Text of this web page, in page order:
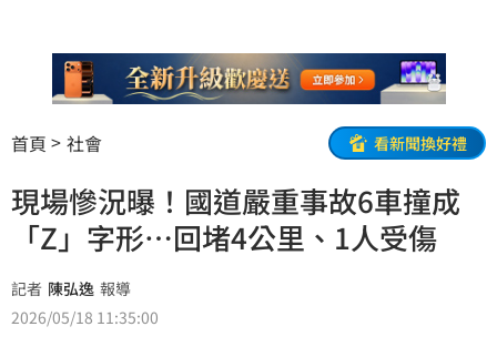
首頁 社會 看新聞換好禮
現場慘況曝！國道嚴重事故6車撞成
「Z」字形…回堵4公里、1人受傷
記者 陳弘逸 報導
2026/05/18 11:35:00